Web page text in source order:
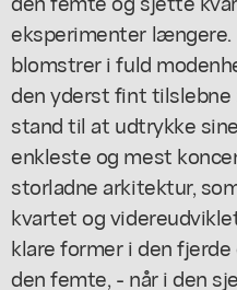
eksperimenter længere.
blomstrer i fuld
den yderst fint
stand til at udtrykke
enkleste og mest
storladne arkitektur,
kvartet og
klare former i den
den femte, - når i den